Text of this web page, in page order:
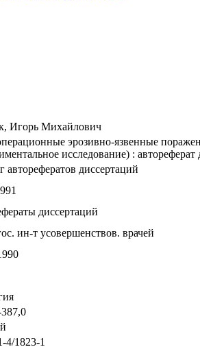
Игорь Михайлович
эрозивно-язвенные
исследование) :
авторефератов диссертаций
диссертаций
ин-т усовершенствов. врачей
4/1823-1